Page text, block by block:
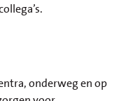
onderweg en op